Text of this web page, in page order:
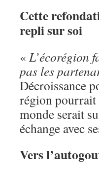
Cette
repli sur soi
« L’écorégion
pas les
Décroissance
région pourrait
monde serait
échange avec
Vers